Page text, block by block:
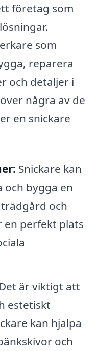
företag som
som
reparera
och detaljer i
några av de
en snickare
Snickare kan
och bygga en
och
en perfekt plats
Det är viktigt att
estetiskt
kan hjälpa
och